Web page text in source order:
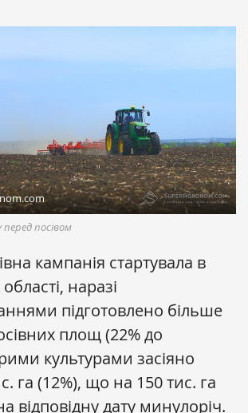
посівом
кампанія стартувала в
наразі
підготовлено більше
площ (22% до
культурами засіяно
га (12%), що на 150 тис. га
відповідну дату минулоріч.